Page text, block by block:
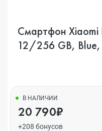
Смартфон Xiaomi
12/256 GB, Blue,
В НАЛИЧИИ
20 790₽
+208 бонусов